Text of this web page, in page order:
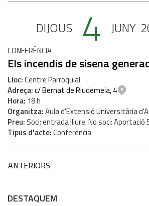
DIJOUS 4 JUNY
CONFERÈNCIA
Els incendis de sisena
Lloc Centre Parroquial
Adreça c/ Bernat de Riudemeia, 4
Hora 18 h
Organitza Aula d'Extensió Universitària
Preu Soci: entrada lliure. No soci: Aportació
Tipus d'acte Conferència
ANTERIORS
DESTAQUEM